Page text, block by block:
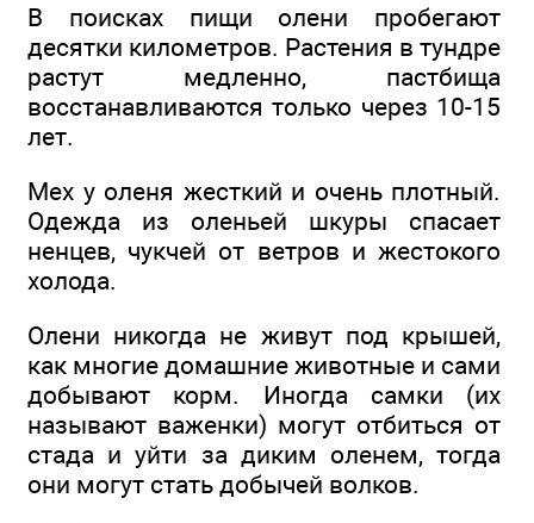
В поисках пищи олени пробегают
десятки километров. Растения в тундре
растут медленно, пастбища
восстанавливаются только через 10-15
лет.
Мех у оленя жесткий и очень плотный.
Одежда из оленьей шкуры спасает
ненцев, чукчей от ветров и жестокого
холода.
Олени никогда не живут под крышей,
как многие домашние животные и сами
добывают корм. Иногда самки (их
называют важенки) могут отбиться от
стада и уйти за диким оленем, тогда
они могут стать добычей волков.